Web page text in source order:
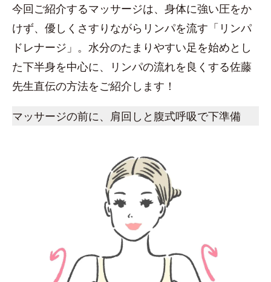
今回ご紹介するマッサージは、身体に強い圧をか
けず、優しくさすりながらリンパを流す「リンパ
ドレナージ」。水分のたまりやすい足を始めとし
た下半身を中心に、リンパの流れを良くする佐藤
先生直伝の方法をご紹介します！
マッサージの前に、肩回しと腹式呼吸で下準備